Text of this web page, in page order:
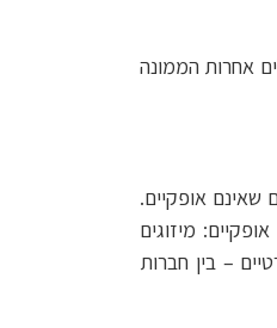
אחרות הממונה
שאינם אופקיים.
מיזוגים
– בין חברות